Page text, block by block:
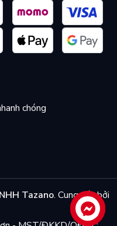
chóng
Tazano. Cung cấp bởi
Liên hệ